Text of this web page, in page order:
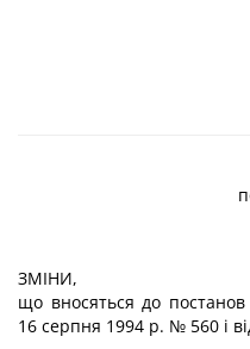
ЗМІНИ,
що вносяться до постанов
16 серпня 1994 р. № 560 і